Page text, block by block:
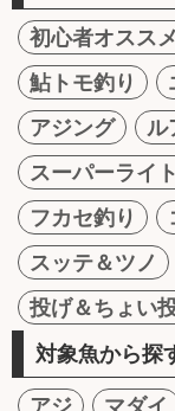
初心者オスス
鮎トモ釣り
アジング
ル
スーパーライ
フカセ釣り
スッテ＆ツノ
投げ＆ちょい
対象魚から探